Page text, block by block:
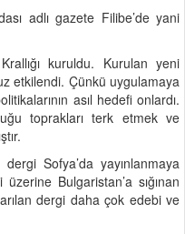
adlı gazete Filibe’de yani
kuruldu. Kurulan yeni
etkilendi. Çünkü uygulamaya
asıl hedefi onlardı.
toprakları terk etmek ve
Sofya’da yayınlanmaya
üzerine Bulgaristan’a sığınan
dergi daha çok edebi ve